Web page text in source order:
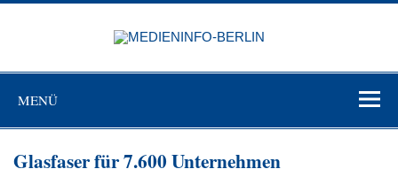
Zum
MENÜ
Glasfaser für 7.600 Unternehmen